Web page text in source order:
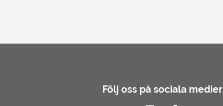
Följ oss på sociala medier